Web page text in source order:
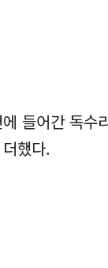
들어간 독수
했다.